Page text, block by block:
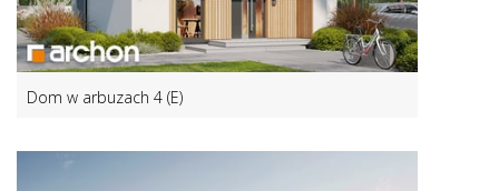
Dom w arbuzach 4 (E)